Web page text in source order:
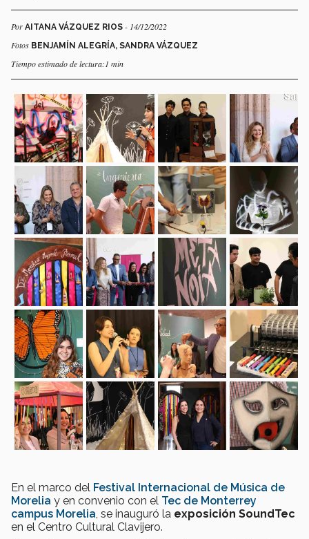
Por AITANA VÁZQUEZ RIOS - 14/12/2022
Fotos BENJAMÍN ALEGRÍA, SANDRA VÁZQUEZ
Tiempo estimado de lectura:1 min
En el marco del Festival Internacional de Música de
Morelia y en convenio con el Tec de Monterrey
campus Morelia , se inauguró la exposición SoundTec
en el Centro Cultural Clavijero.